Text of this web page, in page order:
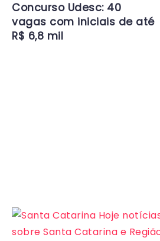
Concurso Udesc: 40
vagas com iniciais de até
R$ 6,8 mil